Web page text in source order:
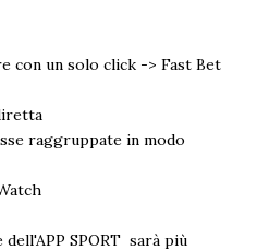
con un solo click -> Fast Bet
raggruppate in modo
dell'APP SPORT sarà più